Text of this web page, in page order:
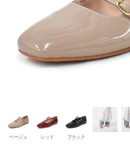
ベージュ レッド ブラック